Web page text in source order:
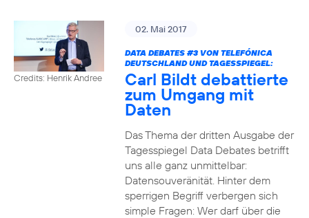
Credits: Henrik Andree
02. Mai 2017
DATA DEBATES #3VON TELEFÓNICA
DEUTSCHLAND UND TAGESSPIEGEL:
Carl Bildt debattierte
zum Umgang mit
Daten
Das Thema der dritten Ausgabe der
Tagesspiegel Data Debates betrifft
uns alle ganz unmittelbar:
Datensouveränität. Hinter dem
sperrigen Begriff verbergen sich
simple Fragen: Wer darf über die